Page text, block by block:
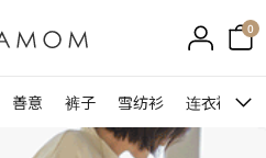
0
善意 裤子 雪纺衫 连衣裙&裙